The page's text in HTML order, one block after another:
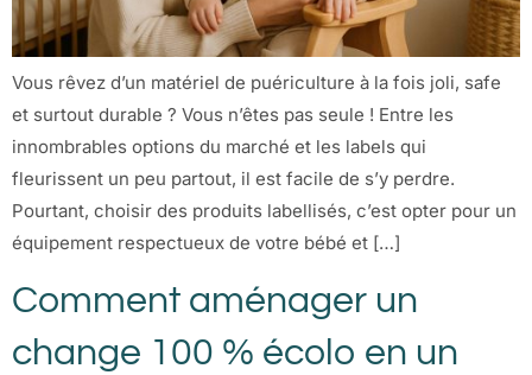
Vous rêvez d’un matériel de puériculture à la fois joli, safe
et surtout durable ? Vous n’êtes pas seule ! Entre les
innombrables options du marché et les labels qui
fleurissent un peu partout, il est facile de s’y perdre.
Pourtant, choisir des produits labellisés, c’est opter pour un
équipement respectueux de votre bébé et […]
Comment aménager un
change 100 % écolo en un